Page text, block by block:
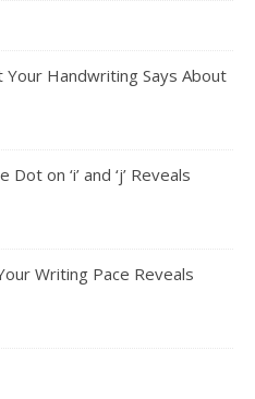
Your Handwriting Says About
on ‘i’ and ‘j’ Reveals
Writing Pace Reveals